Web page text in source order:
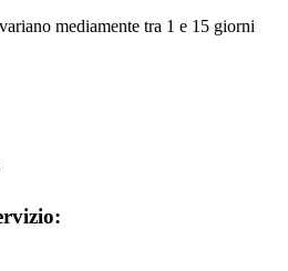
mediamente tra 1 e 15 giorni